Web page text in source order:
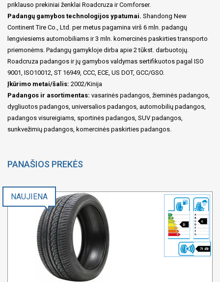
priklauso prekiniai ženklai Roadcruza ir Comforser.
Padangų gamybos technologijos ypatumai. Shandong New
Continent Tire Co., Ltd. per metus pagamina virš 6 mln. padangų
lengviesiems automobiliams ir 3 mln. komercinės paskirties transporto
priemonėms. Padangų gamykloje dirba apie 2 tūkst. darbuotojų.
Roadcruza padangos ir jų gamybos valdymas sertifikuotos pagal ISO
9001, ISO10012, ST 16949, CCC, ECE, US DOT, GCC/GSO.
Įkūrimo metai/šalis: 2002/Kinija
Padangos ir asortimentas: vasarinės padangos, žieminės padangos,
dygliuotos padangos, universalios padangos, automobilių padangos,
padangos visureigiams, sportinės padangos, SUV padangos,
sunkvežimių padangos, komercinės paskirties padangos.
PANAŠIOS PREKĖS
D
c
71 dB
NAUJIENA